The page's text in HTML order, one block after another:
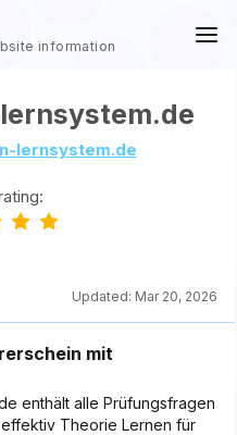
information
lernsystem.de
Updated: Mar 20, 2026
mit
enthält alle Prüfungsfragen
Theorie Lernen für